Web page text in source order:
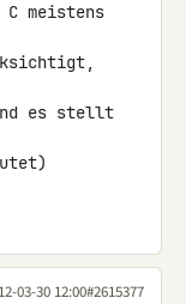
meistens
es stellt
03-30 12:00#2615377